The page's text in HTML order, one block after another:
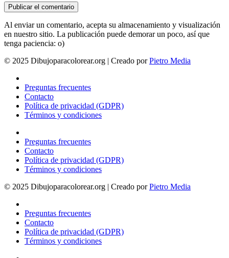
Al enviar un comentario, acepta su almacenamiento y visualización
en nuestro sitio. La publicación puede demorar un poco, así que
tenga paciencia: o)
© 2025 Dibujoparacolorear.org | Creado porPietro Media
Preguntas frecuentes
Contacto
Política de privacidad (GDPR)
Términos y condiciones
Preguntas frecuentes
Contacto
Política de privacidad (GDPR)
Términos y condiciones
© 2025 Dibujoparacolorear.org | Creado porPietro Media
Preguntas frecuentes
Contacto
Política de privacidad (GDPR)
Términos y condiciones